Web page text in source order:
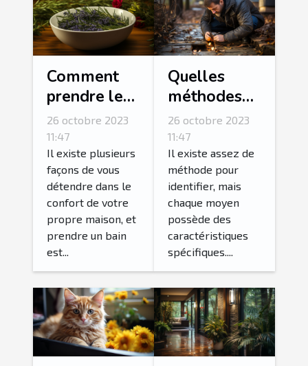
Comment
prendre le
bain le plus
relaxant de
votre vie ?
26 octobre 2023
11:47
Il existe plusieurs
façons de vous
détendre dans le
confort de votre
propre maison, et
prendre un bain
est...
Quelles
méthodes
pour
détecter une
fuite d’eau ?
26 octobre 2023
11:47
Il existe assez de
méthode pour
identifier, mais
chaque moyen
possède des
caractéristiques
spécifiques....